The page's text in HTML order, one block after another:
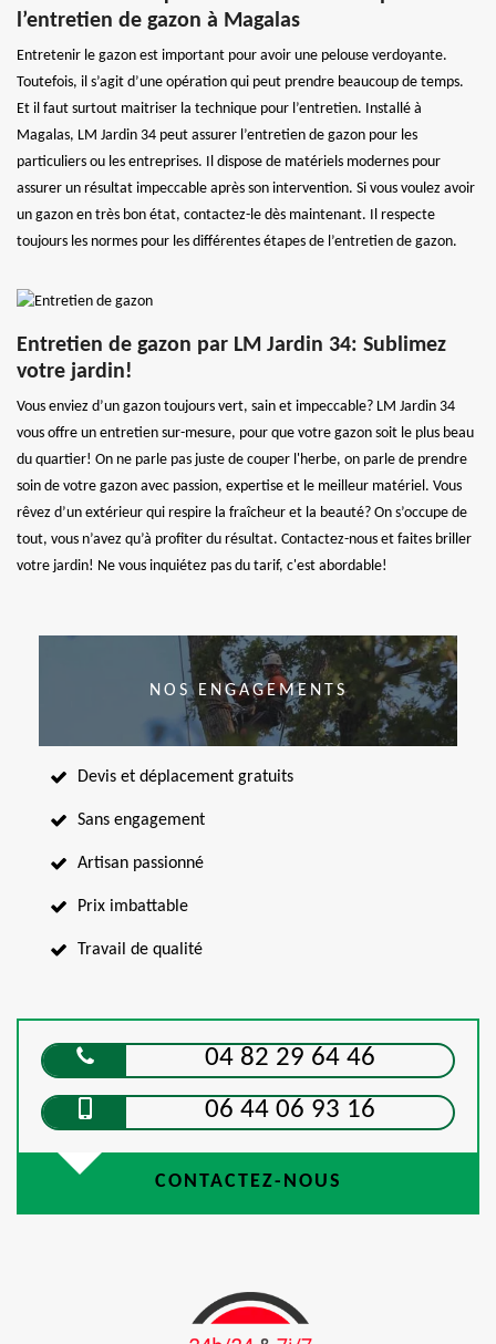
l’entretien de gazon à Magalas
Entretenir le gazon est important pour avoir une pelouse verdoyante.
Toutefois, il s’agit d’une opération qui peut prendre beaucoup de temps.
Et il faut surtout maitriser la technique pour l’entretien. Installé à
Magalas, LM Jardin 34 peut assurer l’entretien de gazon pour les
particuliers ou les entreprises. Il dispose de matériels modernes pour
assurer un résultat impeccable après son intervention. Si vous voulez avoir
un gazon en très bon état, contactez-le dès maintenant. Il respecte
toujours les normes pour les différentes étapes de l’entretien de gazon.
Entretien de gazon par LM Jardin 34: Sublimez
votre jardin!
Vous enviez d’un gazon toujours vert, sain et impeccable? LM Jardin 34
vous offre un entretien sur-mesure, pour que votre gazon soit le plus beau
du quartier! On ne parle pas juste de couper l'herbe, on parle de prendre
soin de votre gazon avec passion, expertise et le meilleur matériel. Vous
rêvez d’un extérieur qui respire la fraîcheur et la beauté? On s’occupe de
tout, vous n’avez qu’à profiter du résultat. Contactez-nous et faites briller
votre jardin! Ne vous inquiétez pas du tarif, c'est abordable!
NOS ENGAGEMENTS
Devis et déplacement gratuits
Sans engagement
Artisan passionné
Prix imbattable
Travail de qualité
04 82 29 64 46
06 44 06 93 16
CONTACTEZ-NOUS